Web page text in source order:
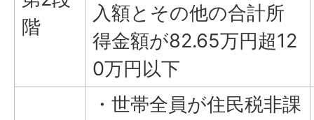
階
入額とその他の合計所
得金額が82.65万円超12
0万円以下
・世帯全員が住民税非課